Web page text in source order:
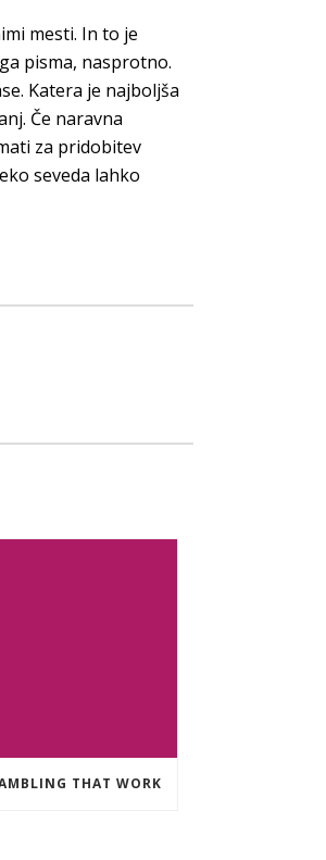
mesti. In to je
pisma, nasprotno.
Katera je najboljša
Če naravna
za pridobitev
seveda lahko
THAT WORK